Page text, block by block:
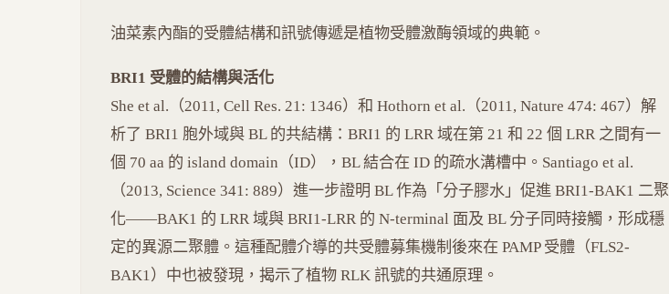
油菜素內酯的受體結構和訊號傳遞是植物受體激酶領域的典範。
BRI1 受體的結構與活化
She et al.（2011, Cell Res. 21: 1346）和 Hothorn et al.（2011, Nature 474: 467）解
析了 BRI1 胞外域與 BL 的共結構：BRI1 的 LRR 域在第 21 和 22 個 LRR 之間有一
個 70 aa 的 island domain（ID），BL 結合在 ID 的疏水溝槽中。Santiago et al.
（2013, Science 341: 889）進一步證明 BL 作為「分子膠水」促進 BRI1-BAK1 二聚
化——BAK1 的 LRR 域與 BRI1-LRR 的 N-terminal 面及 BL 分子同時接觸，形成穩
定的異源二聚體。這種配體介導的共受體募集機制後來在 PAMP 受體（FLS2-
BAK1）中也被發現，揭示了植物 RLK 訊號的共通原理。